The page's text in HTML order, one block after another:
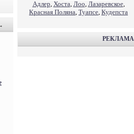
Адлер, Хоста, Лоо, Лазаревское,
Красная Поляна, Туапсе, Кудепста
РЕКЛАМА